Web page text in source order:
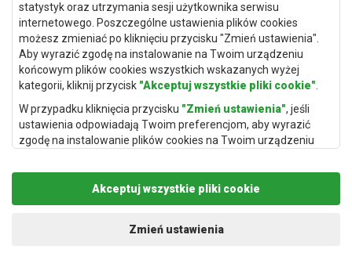
statystyk oraz utrzymania sesji użytkownika serwisu
internetowego. Poszczególne ustawienia plików cookies
możesz zmieniać po kliknięciu przycisku "Zmień ustawienia".
Aby wyrazić zgodę na instalowanie na Twoim urządzeniu
końcowym plików cookies wszystkich wskazanych wyżej
kategorii, kliknij przycisk "Akceptuj wszystkie pliki cookie"
W przypadku kliknięcia przycisku "Zmień ustawienia", jeśli
ustawienia odpowiadają Twoim preferencjom, aby wyrazić
zgodę na instalowanie plików cookies na Twoim urządzeniu
"Zapisz i zaakceptuj".
Podstawą przetwarzania danych osobowych, w zakresie w
administratora danych osobowych (Rugito Radosław Bartosik z
Akceptuj wszystkie pliki cookie
Zmień ustawienia
Dywany Łódź
Dywany Katowice
Dywany Rzeszów
Dywany Częstochowa
Projekt i realizacja:dimax.pl